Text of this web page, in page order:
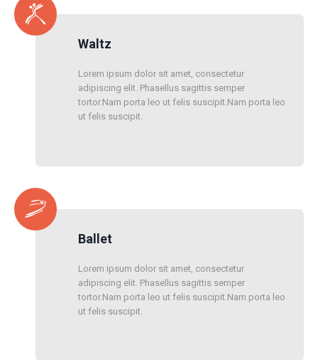
Waltz
Lorem ipsum dolor sit amet, consectetur
adipiscing elit. Phasellus sagittis semper
tortor.Nam porta leo ut felis suscipit.Nam porta leo
ut felis suscipit.
Ballet
Lorem ipsum dolor sit amet, consectetur
adipiscing elit. Phasellus sagittis semper
tortor.Nam porta leo ut felis suscipit.Nam porta leo
ut felis suscipit.